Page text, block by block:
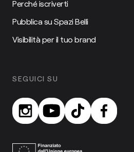
Perché iscriverti
Pubblica su Spazi Belli
Visibilità per il tuo brand
SEGUICI SU